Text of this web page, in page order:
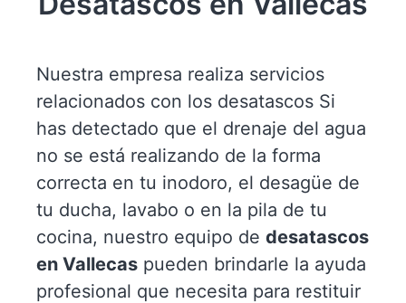
Nuestra empresa realiza servicios
relacionados con los desatascos Si
has detectado que el drenaje del agua
no se está realizando de la forma
correcta en tu inodoro, el desagüe de
tu ducha, lavabo o en la pila de tu
cocina, nuestro equipo de desatascos
en Vallecas pueden brindarle la ayuda
profesional que necesita para restituir